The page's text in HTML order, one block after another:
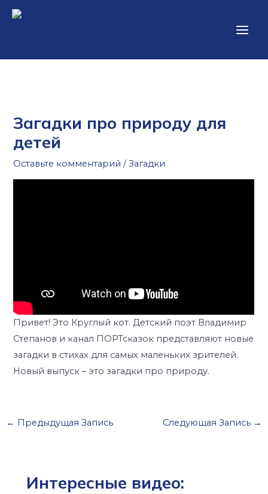
Перейти
Menu
Загадки про природу для
детей
Оставьте комментарий /Загадки
Привет! Это Круглый кот. Детский поэт Владимир
Степанов и канал ПОРТсказок представляют новые
загадки в стихах для самых маленьких зрителей.
Новый выпуск – это загадки про природу.
← Предыдущая Запись Следующая Запись →
Интересные видео: